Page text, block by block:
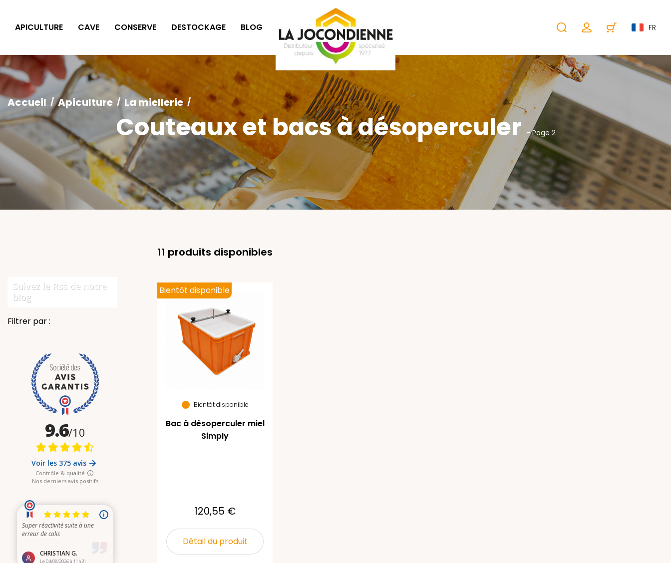
APICULTURE CAVE CONSERVE DESTOCKAGE BLOG SÉLECTION CADEAUX FR
Accueil Apiculture La miellerie
Couteaux et bacs à désoperculer- Page 2
Suivez le Rss de notre
blog
Filtrer par :
11 produits disponibles
Bientôt disponible
Bac à désoperculer miel
Simply
120,55 €
Détail du produit
Bientôt disponible